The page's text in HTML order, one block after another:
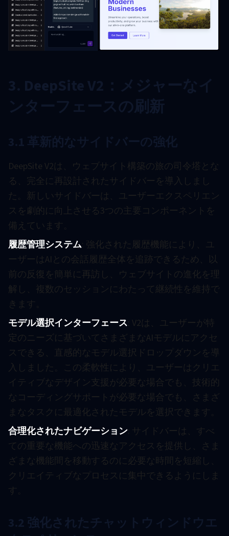
3. DeepSite V2：メジャーなイ
ンターフェースの刷新
3.1 革新的なサイドバーの強化
DeepSite V2は、ウェブサイト構築の旅の司令塔とな
る、完全に再設計されたサイドバーを導入しまし
た。新しいサイドバーは、ユーザーエクスペリエン
スを劇的に向上させる3つの主要コンポーネントを
備えています。
履歴管理システム: 強化された履歴機能により、ユ
ーザーはAIとの会話履歴全体を追跡できるため、以
前の反復を簡単に再訪し、ウェブサイトの進化を理
解し、複数のセッションにわたって継続性を維持で
きます。
モデル選択インターフェース: V2は、ユーザーが特
定のニーズに基づいてさまざまなAIモデルにアクセ
スできる、直感的なモデル選択ドロップダウンを導
入しました。この柔軟性により、ユーザーはクリエ
イティブなデザイン支援が必要な場合でも、技術的
なコーディングサポートが必要な場合でも、さまざ
まなタスクに最適化されたモデルを選択できます。
合理化されたナビゲーション: サイドバーは、すべ
ての重要な機能への迅速なアクセスを提供し、さま
ざまな機能間を移動するのに必要な時間を短縮し、
クリエイティブなプロセスに集中できるようにしま
す。
3.2 強化されたチャットウィンドウエ